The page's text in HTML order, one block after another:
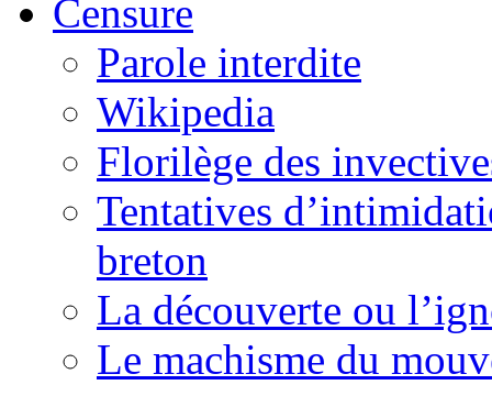
Censure
Parole interdite
Wikipedia
Florilège des
Tentatives
breton
La découverte ou
Le machisme du